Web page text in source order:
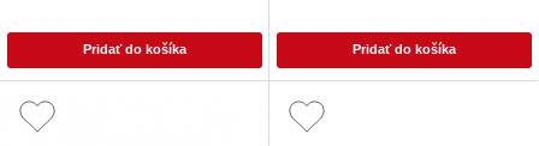
Pridať do košíka Pridať do košíka